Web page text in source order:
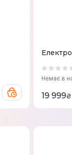
Немає в
19 999₴